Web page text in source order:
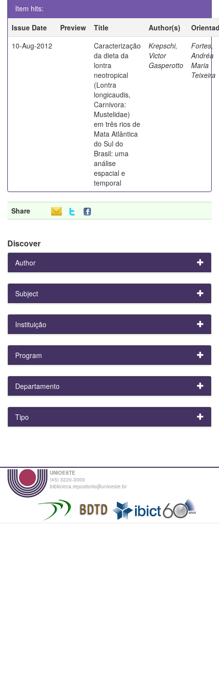
Item hits:
Issue Date
Preview Title Author(s)
10-Aug-2012
Caracterização
da dieta da
lontra
neotropical
(Lontra
longicaudis,
Carnivora:
Mustelidae)
em três rios de
Mata Atlântica
do Sul do
Brasil: uma
análise
espacial e
temporal
Krepschi,
Victor
Gasperotto
Fortes,
Andréa
Maria
Teixeira
Share
Discover
Author
Subject
Instituição
Program
Departamento
Tipo
UNIOESTE
(45) 3220-3000
biblioteca.repositorio@unioeste.br